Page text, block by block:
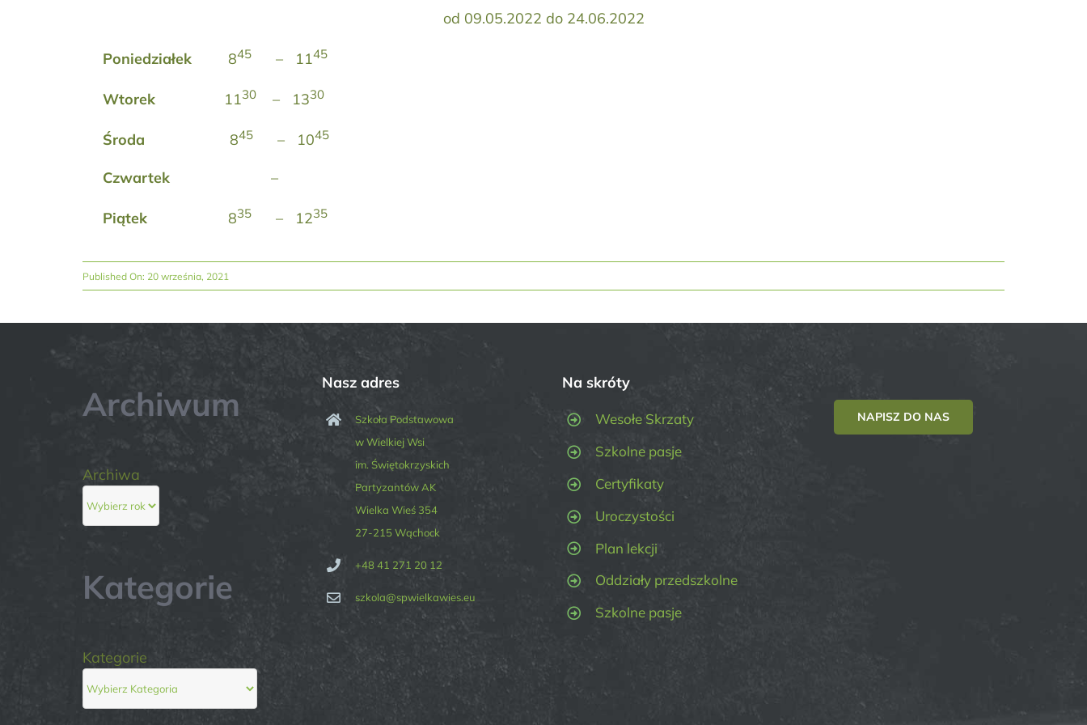
od 09.05.2022 do 24.06.2022
Poniedziałek 845– 1145
Wtorek 1130– 1330
Środa 845– 1045
Czwartek–
Piątek835– 1235
Published On: 20 września, 2021
Archiwum
Archiwa
Kategorie
Kategorie
Nasz adres
Szkoła Podstawowa
w Wielkiej Wsi
im. Świętokrzyskich
Partyzantów AK
Wielka Wieś 354
27-215 Wąchock
+48 41 271 20 12
szkola@spwielkawies.eu
Na skróty
Wesołe Skrzaty
Szkolne pasje
Certyfikaty
Uroczystości
Plan lekcji
Oddziały przedszkolne
Szkolne pasje
NAPISZ DO NAS